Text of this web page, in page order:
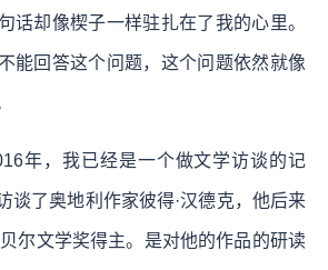
话却像楔子一样驻扎在了我的心里。
能回答这个问题，这个问题依然就像
年，我已经是一个做文学访谈的记
谈了奥地利作家彼得·汉德克，他后来
尔文学奖得主。是对他的作品的研读